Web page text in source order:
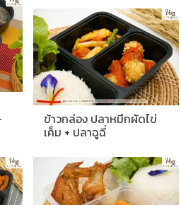
ข้าวกล่อง ปลาหมึกผัดไข่
เค็ม + ปลาฉูฉี่